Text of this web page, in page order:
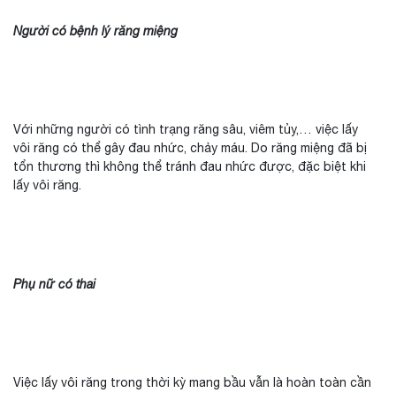
Người có bệnh lý răng miệng
Với những người có tình trạng răng sâu, viêm tủy,… việc lấy
vôi răng có thể gây đau nhức, chảy máu. Do răng miệng đã bị
tổn thương thì không thể tránh đau nhức được, đặc biệt khi
lấy vôi răng.
Phụ nữ có thai
Việc lấy vôi răng trong thời kỳ mang bầu vẫn là hoàn toàn cần